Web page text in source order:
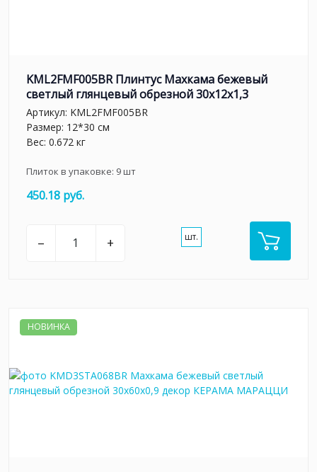
KML2FMF005BR Плинтус Махкама бежевый
светлый глянцевый обрезной 30x12x1,3
Артикул: KML2FMF005BR
Размер: 12*30 см
Вес: 0.672 кг
Плиток в упаковке: 9шт
450.18 руб.
– + шт.
НОВИНКА